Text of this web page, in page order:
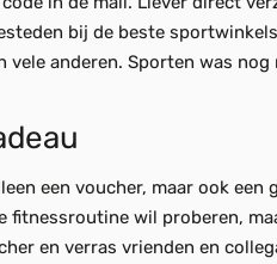
bij de beste
vele anderen. Sporten was
een voucher, maar ook
fitnessroutine wil proberen,
en verras vrienden en